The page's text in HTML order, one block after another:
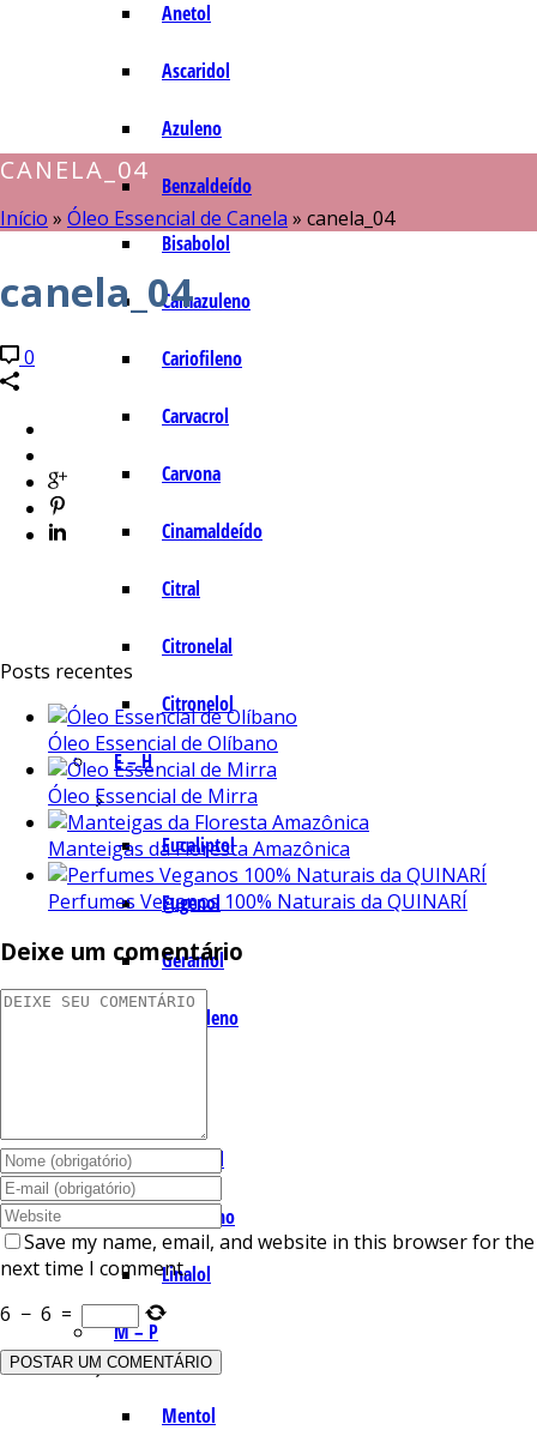
Anetol
Ascaridol
Azuleno
Benzaldeído
Bisabolol
Camazuleno
Cariofileno
Carvacrol
Carvona
Cinamaldeído
Citral
Citronelal
Citronelol
E – H
Eucaliptol
Eugenol
Geraniol
Humuleno
Lemonal
Limoneno
Linalol
M – P
Mentol
CANELA_04
Início » Óleo Essencial de Canela » canela_04
canela_04
0
Posts recentes
Óleo Essencial de Olíbano
Óleo Essencial de Mirra
Manteigas da Floresta Amazônica
Perfumes Veganos 100% Naturais da QUINARÍ
Deixe um comentário
Save my name, email, and website in this browser for the
next time I comment.
6 − 6 =